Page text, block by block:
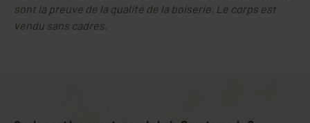
sont la preuve de la qualité de la boiserie. Le corps est
vendu sans cadres.